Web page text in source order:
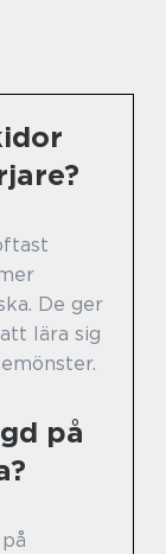
De ger
lära sig
på